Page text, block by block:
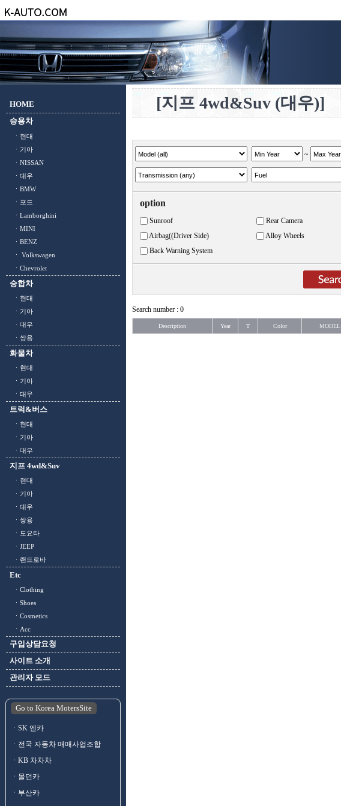
HOME
승용차
ㆍ현대
ㆍ기아
ㆍNISSAN
ㆍ대우
ㆍBMW
ㆍ포드
ㆍLamborghini
ㆍMINI
ㆍBENZ
ㆍ Volkswagen
ㆍChevrolet
승합차
ㆍ현대
ㆍ기아
ㆍ대우
ㆍ쌍용
화물차
ㆍ현대
ㆍ기아
ㆍ대우
트럭&버스
ㆍ현대
ㆍ기아
ㆍ대우
지프 4wd&Suv
ㆍ현대
ㆍ기아
ㆍ대우
ㆍ쌍용
ㆍ도요타
ㆍJEEP
ㆍ랜드로바
Etc
ㆍClothing
ㆍShoes
ㆍCosmetics
ㆍAcc
구입상담요청
사이트 소개
관리자 모드
Go to Korea MotersSite
ㆍSK 엔카
ㆍ전국 자동차 매매사업조합
ㆍKB 차차차
ㆍ몰던카
ㆍ부산카
[지프 4wd&Suv (대우)]
~
option
Sunroof Rear Camera
Airbag((Driver Side)
Alloy Wheels
Back Warning System
Search number : 0
Description Year T Color MODEL